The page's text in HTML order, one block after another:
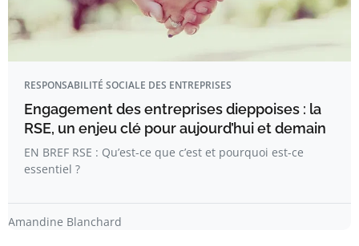
RESPONSABILITÉ SOCIALE DES ENTREPRISES
Engagement des entreprises dieppoises : la
RSE, un enjeu clé pour aujourd’hui et demain
EN BREF RSE : Qu’est-ce que c’est et pourquoi est-ce
essentiel ?
Amandine Blanchard